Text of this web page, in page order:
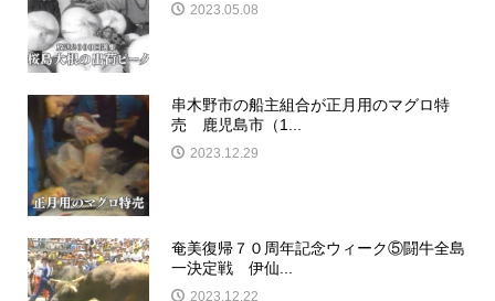
2023.05.08
串木野市の船主組合が正月用のマグロ特
売 鹿児島市（1...
2023.12.29
奄美復帰７０周年記念ウィーク⑤闘牛全島
一決定戦 伊仙...
2023.12.22